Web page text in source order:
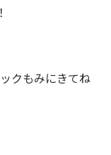
クもみにきてね